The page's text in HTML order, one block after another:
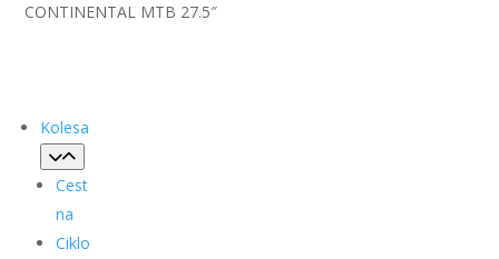
CONTINENTAL MTB 27.5″
Kolesa
Cest
na
Ciklo